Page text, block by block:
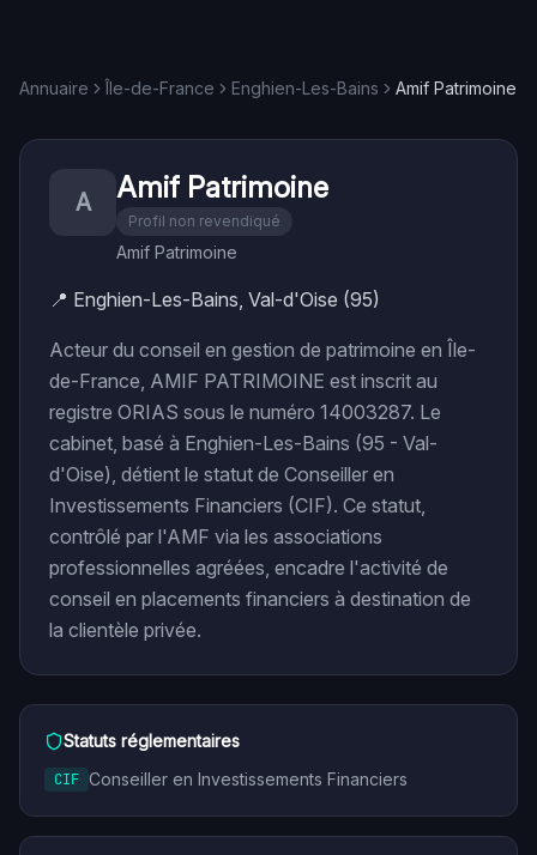
Annuaire Île-de-France Enghien-Les-Bains Amif Patrimoine
A Amif Patrimoine
Profil non revendiqué
Amif Patrimoine
📍 Enghien-Les-Bains, Val-d'Oise (95)
Acteur du conseil en gestion de patrimoine en Île-
de-France, AMIF PATRIMOINE est inscrit au
registre ORIAS sous le numéro 14003287. Le
cabinet, basé à Enghien-Les-Bains (95 - Val-
d'Oise), détient le statut de Conseiller en
Investissements Financiers (CIF). Ce statut,
contrôlé par l'AMF via les associations
professionnelles agréées, encadre l'activité de
conseil en placements financiers à destination de
la clientèle privée.
Statuts réglementaires
CIF Conseiller en Investissements Financiers